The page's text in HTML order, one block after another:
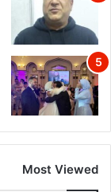
Most Viewed